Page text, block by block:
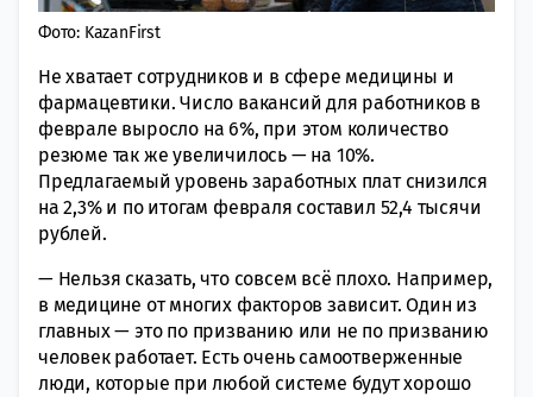
Фото: KazanFirst
Не хватает сотрудников и в сфере медицины и
фармацевтики. Число вакансий для работников в
феврале выросло на 6%, при этом количество
резюме так же увеличилось — на 10%.
Предлагаемый уровень заработных плат снизился
на 2,3% и по итогам февраля составил 52,4 тысячи
рублей.
— Нельзя сказать, что совсем всё плохо. Например,
в медицине от многих факторов зависит. Один из
главных — это по призванию или не по призванию
человек работает. Есть очень самоотверженные
люди, которые при любой системе будут хорошо